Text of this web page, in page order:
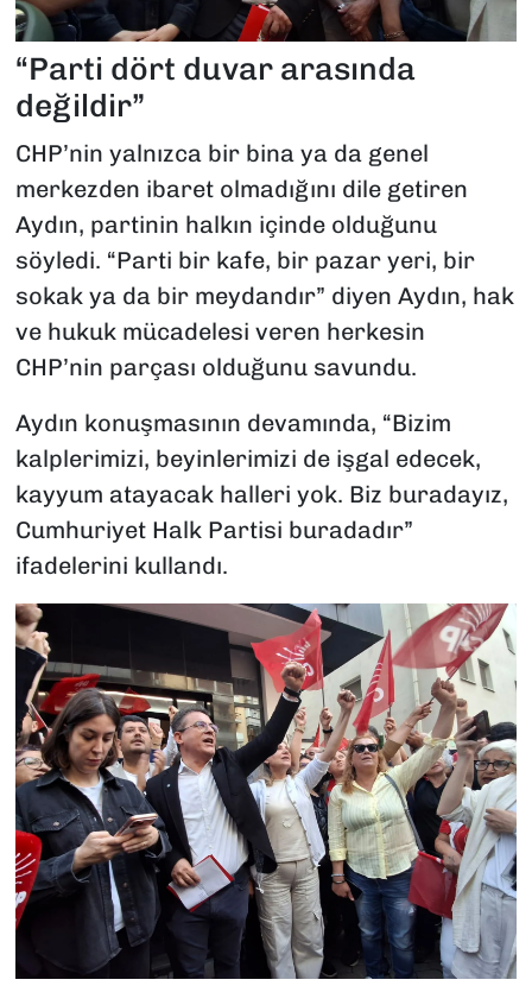
“Parti dört duvar arasında
değildir”
CHP’nin yalnızca bir bina ya da genel
merkezden ibaret olmadığını dile getiren
Aydın, partinin halkın içinde olduğunu
söyledi. “Parti bir kafe, bir pazar yeri, bir
sokak ya da bir meydandır” diyen Aydın, hak
ve hukuk mücadelesi veren herkesin
CHP’nin parçası olduğunu savundu.
Aydın konuşmasının devamında, “Bizim
kalplerimizi, beyinlerimizi de işgal edecek,
kayyum atayacak halleri yok. Biz buradayız,
Cumhuriyet Halk Partisi buradadır”
ifadelerini kullandı.